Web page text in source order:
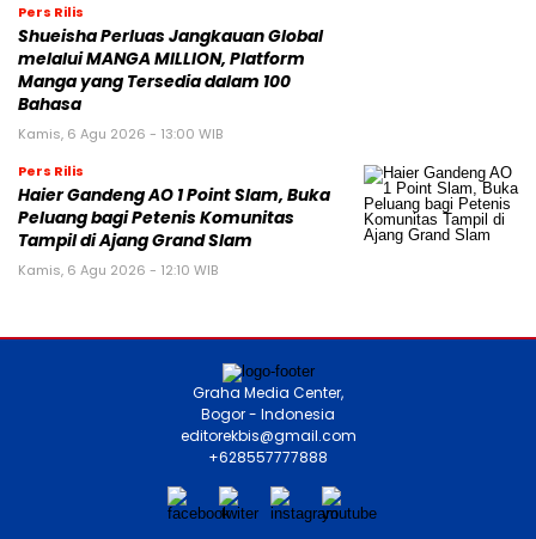
Pers Rilis
Shueisha Perluas Jangkauan Global
melalui MANGA MILLION, Platform
Manga yang Tersedia dalam 100
Bahasa
Kamis, 6 Agu 2026 - 13:00 WIB
Pers Rilis
Haier Gandeng AO 1 Point Slam, Buka
Peluang bagi Petenis Komunitas
Tampil di Ajang Grand Slam
Kamis, 6 Agu 2026 - 12:10 WIB
Graha Media Center,
Bogor - Indonesia
editorekbis@gmail.com
+628557777888